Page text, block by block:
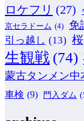
ロケフリ (27)
京セラドーム (4) 免
引っ越し (13) 桜
生観戦 (74)
蒙古タンメン中
車検 (9) 門入ダム